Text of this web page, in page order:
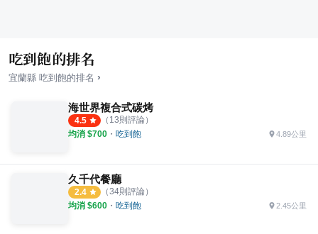
吃到飽的排名
宜蘭縣 吃到飽的排名 ›
海世界複合式碳烤
4.5 （ 13則評論）
均消 $700 ・ 吃到飽 4.89公里
久千代餐廳
2.4 （34則評論）
均消 $600 ・ 吃到飽 2.45公里